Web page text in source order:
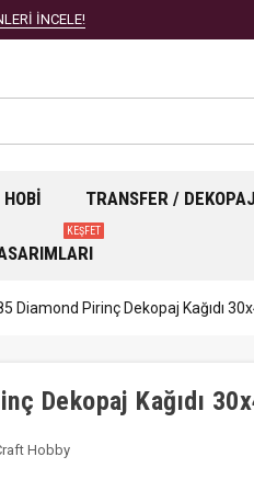
İNCELE!
HOBI TRANSFER / DEKOPAJ
KEŞFET
Diamond Pirinç Dekopaj Kağıdı
Dekopaj Kağıdı
Hobby